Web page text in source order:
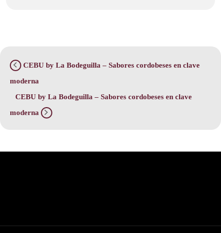
CEBU by La Bodeguilla – Sabores cordobeses en clave
moderna
CEBU by La Bodeguilla – Sabores cordobeses en clave
moderna